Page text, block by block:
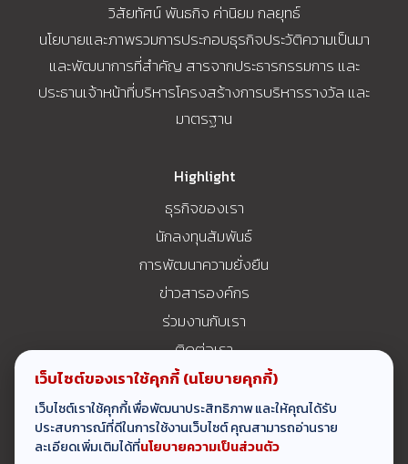
วิสัยทัศน์ พันธกิจ ค่านิยม กลยุทธ์
นโยบายและภาพรวมการประกอบธุรกิจประวัติความเป็นมา
และพัฒนาการที่สำคัญ สารจากประธารกรรมการ และ
ประธานเจ้าหน้าที่บริหารโครงสร้างการบริหารรางวัล และ
มาตรฐาน
Highlight
ธุรกิจของเรา
นักลงทุนสัมพันธ์
การพัฒนาความยั่งยืน
ข่าวสารองค์กร
ร่วมงานกับเรา
ติดต่อเรา
ช่องทางการรับเรื่องร้องเรียน
Copyright ©2023 T.K.S. Technologies PCL. All Rights
เว็บไซต์ของเราใช้คุกกี้ (นโยบายคุกกี้)
เว็บไซต์เราใช้คุกกี้เพื่อพัฒนาประสิทธิภาพ และให้คุณได้รับ
ประสบการณ์ที่ดีในการใช้งานเว็บไซต์ คุณสามารถอ่านราย
ละเอียดเพิ่มเติมได้ที่นโยบายความเป็นส่วนตัว